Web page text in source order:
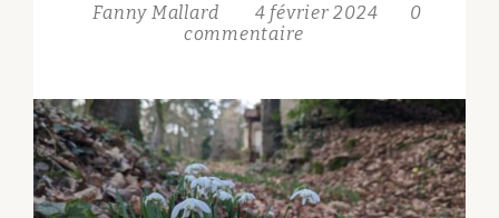
Fanny Mallard 4 février 2024
0
commentaire